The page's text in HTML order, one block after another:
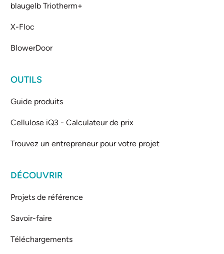
blaugelb Triotherm+
X-Floc
BlowerDoor
OUTILS
Guide produits
Cellulose iQ3 - Calculateur de prix
Trouvez un entrepreneur pour votre projet
DÉCOUVRIR
Projets de référence
Savoir-faire
Téléchargements